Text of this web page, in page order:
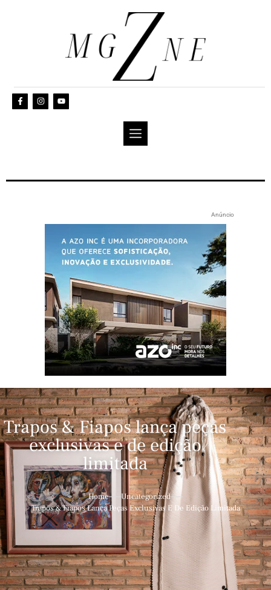
Anúncio
Trapos & Fiapos lança peças
exclusivas e de edição
limitada
Home
Uncategorized
Trapos & Fiapos Lança Peças Exclusivas E De Edição Limitada